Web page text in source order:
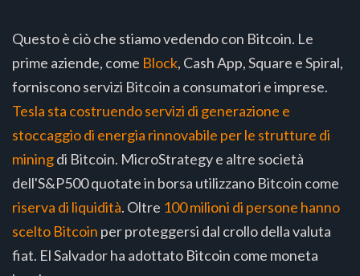
Questo è ciò che stiamo vedendo con Bitcoin. Le
prime aziende, come Block, Cash App, Square e Spiral,
forniscono servizi Bitcoin a consumatori e imprese.
Tesla sta costruendo servizi di generazione e
stoccaggio di energia rinnovabile per le strutture di
miningdi Bitcoin. MicroStrategy e altre società
dell'S&P500 quotate in borsa utilizzano Bitcoin come
riserva di liquidità. Oltre 100 milioni di persone hanno
scelto Bitcoin per proteggersi dal crollo della valuta
fiat. El Salvador ha adottato Bitcoin come moneta